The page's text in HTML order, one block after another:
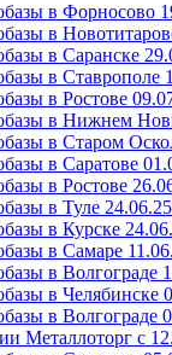
в Форносово
в
в Саранске
в Ставрополе
в Ростове
в Нижнем
в Старом
в Саратове
в Ростове
в Туле 24.06.25
в Курске
в Самаре
в Волгограде
в Челябинске
в Волгограде
Металлоторг с